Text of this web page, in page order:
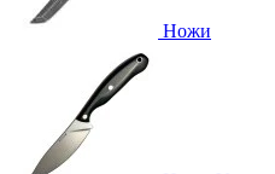
Ножи